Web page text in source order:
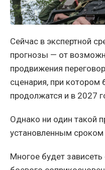
Сейчас в экспертной
прогнозы — от
продвижения
сценария, при котором
продолжатся и в 2027
Однако ни один такой
установленным
Многое будет